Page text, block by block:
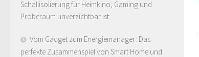
Schallisolierung für Heimkino, Gaming und
Proberaum unverzichtbar ist
Vom Gadget zum Energiemanager: Das
perfekte Zusammenspiel von Smart Home und